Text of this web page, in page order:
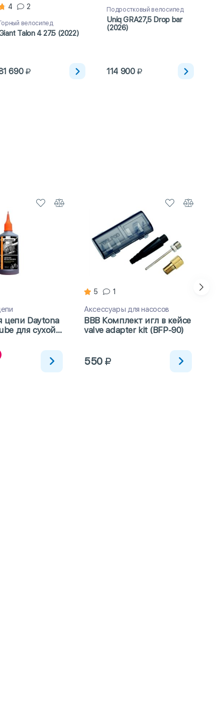
4 2
Горный велосипед
Talon 4 27.5 (2022)
690
Подростковый велосипед
Uniq GRA27,5 Drop bar
(2026)
114 900
цепи Daytona
для сухой
5 1
Аксессуары для насосов
BBB Комплект игл в кейсе
valve adapter kit (BFP-90)
550